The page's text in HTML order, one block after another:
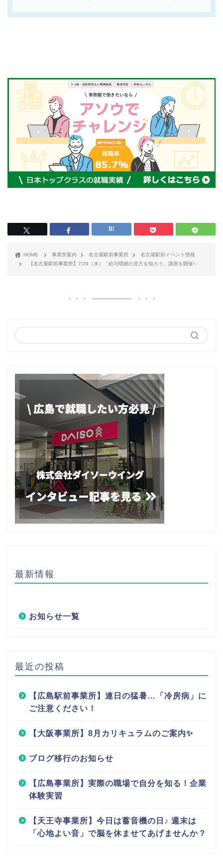
HOME 事業所案内 名古屋駅前事業所
名古屋駅前イベント情報
【名古屋駅前事業所】7/29（水）「給与明細の見方を知ろう」講座を開催✨
最新情報
お知らせ一覧
最近の投稿
【広島駅前事業所】連日の猛暑…「冷房病」に
ご注意ください！
【大阪事業所】8月カリキュラムのご案内✨
ブログ移行のお知らせ
【広島事業所】実際の職場で自分を知る！企業
体験実習
【天王寺事業所】今日は蓄音機の日♪ 週末は
「心地よい音」で脳を休ませてあげませんか？